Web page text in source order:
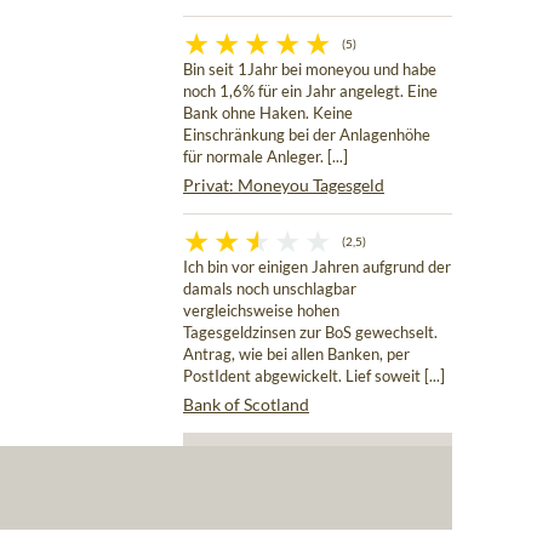
(5)
Bin seit 1Jahr bei moneyou und habe
noch 1,6% für ein Jahr angelegt. Eine
Bank ohne Haken. Keine
Einschränkung bei der Anlagenhöhe
für normale Anleger. [...]
Privat: Moneyou Tagesgeld
(2,5)
Ich bin vor einigen Jahren aufgrund der
damals noch unschlagbar
vergleichsweise hohen
Tagesgeldzinsen zur BoS gewechselt.
Antrag, wie bei allen Banken, per
PostIdent abgewickelt. Lief soweit [...]
Bank of Scotland